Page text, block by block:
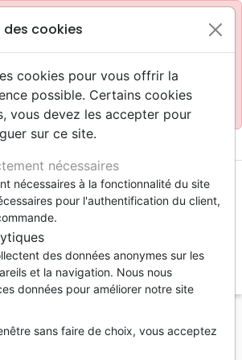
professionnels
: Se connecter
public : La Maison de la Bible
pas créer de nouvelle commande
(United States).
des cookies
cookies pour vous offrir la
possible. Certains cookies
vous devez les accepter pour
sur ce site.
nécessaires
nécessaires à la fonctionnalité du site
pour l'authentification du client,
des données anonymes sur les
et la navigation. Nous nous
données pour améliorer notre site
sans faire de choix, vous acceptez